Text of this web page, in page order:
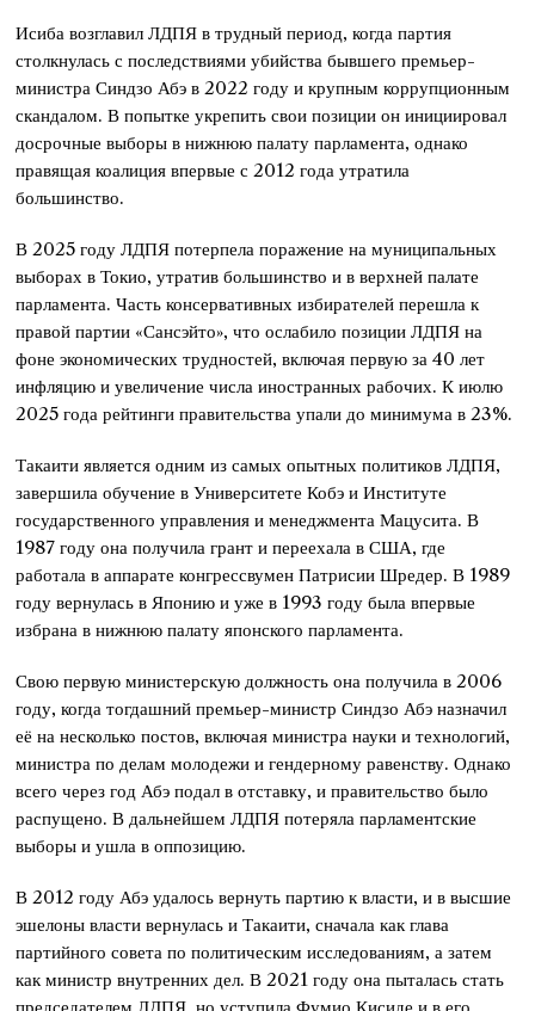
Исиба возглавил ЛДПЯ в трудный период, когда партия
столкнулась с последствиями убийства бывшего премьер-
министра Синдзо Абэ в 2022 году и крупным коррупционным
скандалом. В попытке укрепить свои позиции он инициировал
досрочные выборы в нижнюю палату парламента, однако
правящая коалиция впервые с 2012 года утратила
большинство.
В 2025 году ЛДПЯ потерпела поражение на муниципальных
выборах в Токио, утратив большинство и в верхней палате
парламента. Часть консервативных избирателей перешла к
правой партии «Сансэйто», что ослабило позиции ЛДПЯ на
фоне экономических трудностей, включая первую за 40 лет
инфляцию и увеличение числа иностранных рабочих. К июлю
2025 года рейтинги правительства упали до минимума в 23%.
Такаити является одним из самых опытных политиков ЛДПЯ,
завершила обучение в Университете Кобэ и Институте
государственного управления и менеджмента Мацусита. В
1987 году она получила грант и переехала в США, где
работала в аппарате конгрессвумен Патрисии Шредер. В 1989
году вернулась в Японию и уже в 1993 году была впервые
избрана в нижнюю палату японского парламента.
Свою первую министерскую должность она получила в 2006
году, когда тогдашний премьер-министр Синдзо Абэ назначил
её на несколько постов, включая министра науки и технологий,
министра по делам молодежи и гендерному равенству. Однако
всего через год Абэ подал в отставку, и правительство было
распущено. В дальнейшем ЛДПЯ потеряла парламентские
выборы и ушла в оппозицию.
В 2012 году Абэ удалось вернуть партию к власти, и в высшие
эшелоны власти вернулась и Такаити, сначала как глава
партийного совета по политическим исследованиям, а затем
как министр внутренних дел. В 2021 году она пыталась стать